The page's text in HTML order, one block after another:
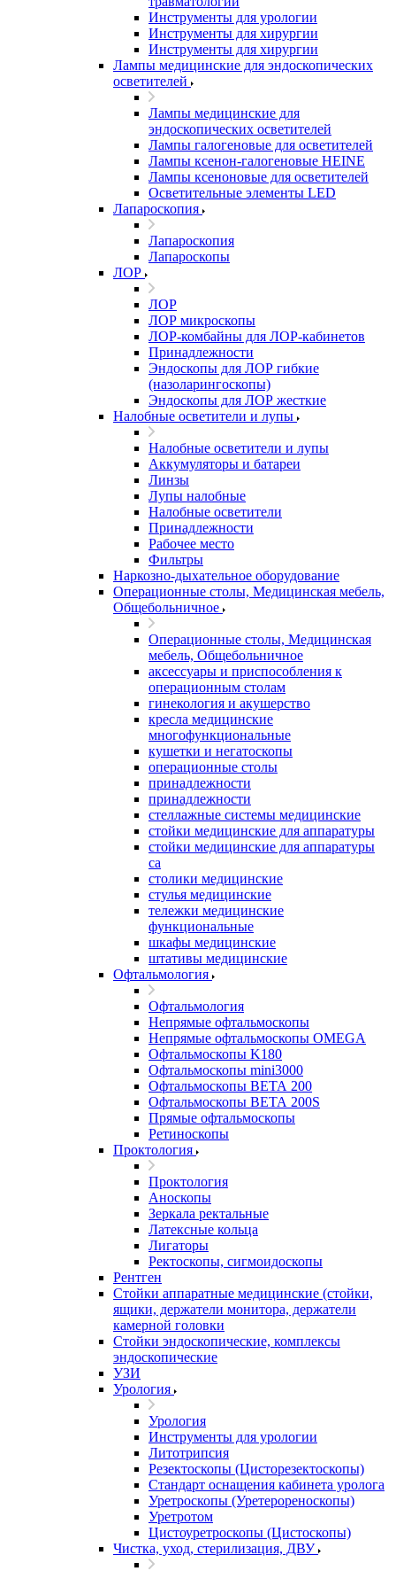
Инструменты для урологии
Инструменты для хирургии
Инструменты для хирургии
Лампы медицинские для эндоскопических
осветителей
Лампы медицинские для
эндоскопических осветителей
Лампы галогеновые для осветителей
Лампы ксенон-галогеновые HEINE
Лампы ксеноновые для осветителей
Осветительные элементы LED
Лапароскопия
Лапароскопия
Лапароскопы
ЛОР
ЛОР
ЛОР микроскопы
ЛОР-комбайны для ЛОР-кабинетов
Принадлежности
Эндоскопы для ЛОР гибкие
(назоларингоскопы)
Эндоскопы для ЛОР жесткие
Налобные осветители и лупы
Налобные осветители и лупы
Аккумуляторы и батареи
Линзы
Лупы налобные
Налобные осветители
Принадлежности
Рабочее место
Фильтры
Наркозно-дыхательное оборудование
Операционные столы, Медицинская мебель,
Общебольничное
Операционные столы, Медицинская
мебель, Общебольничное
аксессуары и приспособления к
операционным столам
гинекология и акушерство
кресла медицинские
многофункциональные
кушетки и негатоскопы
операционные столы
принадлежности
принадлежности
стеллажные системы медицинские
стойки медицинские для аппаратуры
стойки медицинские для аппаратуры
са
столики медицинские
стулья медицинские
тележки медицинские
функциональные
шкафы медицинские
штативы медицинские
Офтальмология
Офтальмология
Непрямые офтальмоскопы
Непрямые офтальмоскопы OMEGA
Офтальмоскопы K180
Офтальмоскопы mini3000
Офтальмоскопы ВЕТА 200
Офтальмоскопы ВЕТА 200S
Прямые офтальмоскопы
Ретиноскопы
Проктология
Проктология
Аноскопы
Зеркала ректальные
Латексные кольца
Лигаторы
Ректоскопы, сигмоидоскопы
Рентген
Стойки аппаратные медицинские (стойки,
ящики, держатели монитора, держатели
камерной головки
Стойки эндоскопические, комплексы
эндоскопические
УЗИ
Урология
Урология
Инструменты для урологии
Литотрипсия
Резектоскопы (Цисторезектоскопы)
Стандарт оснащения кабинета уролога
Уретроскопы (Уретерореноскопы)
Уретротом
Цистоуретроскопы (Цистоскопы)
Чистка, уход, стерилизация, ДВУ